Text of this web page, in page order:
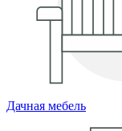
Дачная мебель